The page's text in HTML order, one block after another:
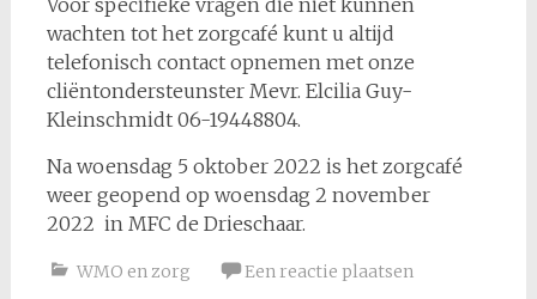
wachten tot het zorgcafé kunt u altijd
telefonisch contact opnemen met onze
cliëntondersteunster Mevr. Elcilia Guy-
Kleinschmidt 06-19448804.
Na woensdag 5 oktober 2022 is het zorgcafé
weer geopend op woensdag 2 november
2022 in MFC de Drieschaar.
WMO en zorg Een reactie plaatsen